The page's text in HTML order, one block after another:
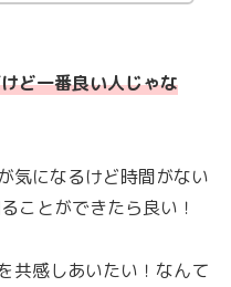
ど一番良い人じゃな
気になるけど時間がない
ことができたら良い！
共感しあいたい！なんて